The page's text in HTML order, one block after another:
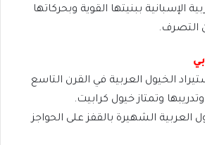
الإسبانية ببنيتها القوية وبحركاتها
التصرف.
الخيول العربية في القرن التاسع
وتمتاز خيول كرابيت.
العربية الشهيرة بالقفز على الحواجز